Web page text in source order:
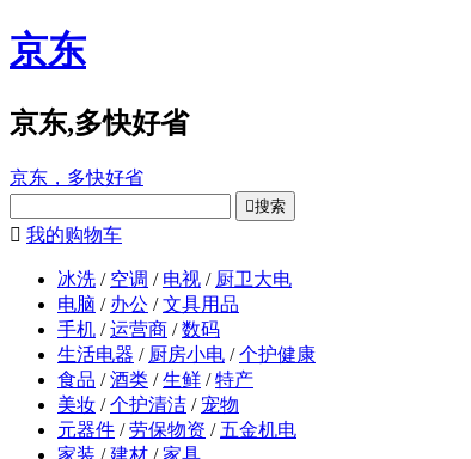
京东
京东,多快好省
京东，多快好省
搜索
 我的购物车
冰洗 / 空调 / 电视 / 厨卫大电
电脑 / 办公 / 文具用品
手机 / 运营商 / 数码
生活电器 / 厨房小电 / 个护健康
食品 / 酒类 / 生鲜 / 特产
美妆 / 个护清洁 / 宠物
元器件 / 劳保物资 / 五金机电
家装 / 建材 / 家具